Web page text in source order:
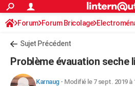
ACTUALITÉS
Politique
Société
Faits Divers
Education
Monde
Villes
+
FINANCE
S'inscrire
Connexion
Forum Forum Bricolage
Sujet Précédent
Problème évauation seche
Karnaug - Modifié le 7 sept. 2019 à